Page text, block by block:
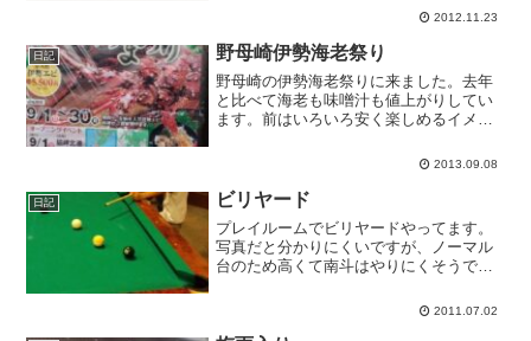
ルミネーション点灯式に行く予定です。
2012.11.23
日記 野母崎伊勢海老祭り
野母崎の伊勢海老祭りに来ました。去年
と比べて海老も味噌汁も値上がりしてい
ます。前はいろいろ安く楽しめるイメー
らなくなりました。相変わらずWiiやDS
してくんないかな。伊...
2013.09.08
日記 ビリヤード
プレイルームでビリヤードやってます。
写真だと分かりにくいですが、ノーマル
台のため高くて南斗はやりにくそうで
2011.07.02